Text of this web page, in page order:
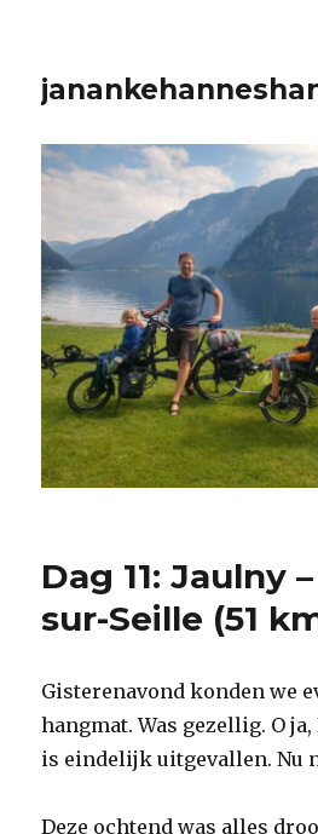
Dag 11: Jaulny
sur-Seille (51
Gisterenavond konden we
hangmat. Was gezellig. O
is eindelijk uitgevallen. Nu
Deze ochtend was alles